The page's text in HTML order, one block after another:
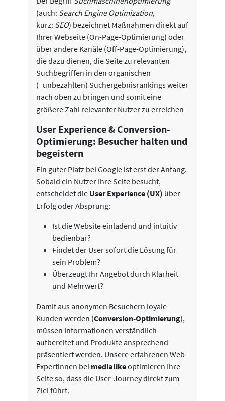
(auch: Search Engine Optimization,
kurz: SEO) bezeichnet Maßnahmen direkt auf
Ihrer Webseite (On-Page-Optimierung) oder
über andere Kanäle (Off-Page-Optimierung),
die dazu dienen, die Seite zu relevanten
Suchbegriffen in den organischen
(=unbezahlten) Suchergebnisrankings weiter
nach oben zu bringen und somit eine
größere Zahl relevanter Nutzer zu erreichen
User Experience & Conversion-
Optimierung: Besucher halten und
begeistern
Ein guter Platz bei Google ist erst der Anfang.
Sobald ein Nutzer Ihre Seite besucht,
entscheidet die User Experience (UX) über
Erfolg oder Absprung:
Ist die Website einladend und intuitiv
bedienbar?
Findet der User sofort die Lösung für
sein Problem?
Überzeugt Ihr Angebot durch Klarheit
und Mehrwert?
Damit aus anonymen Besuchern loyale
Kunden werden (Conversion-Optimierung),
müssen Informationen verständlich
aufbereitet und Produkte ansprechend
präsentiert werden. Unsere erfahrenen Web-
Expertinnen bei medialikeoptimieren Ihre
Seite so, dass die User-Journey direkt zum
Ziel führt.